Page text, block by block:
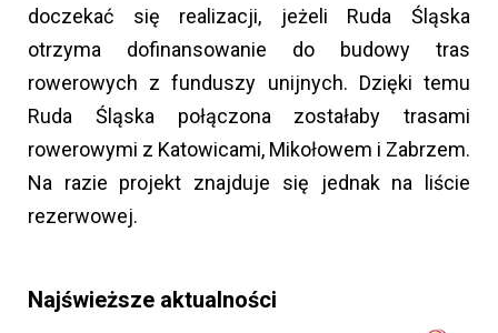
doczekać się realizacji, jeżeli Ruda Śląska
otrzyma dofinansowanie do budowy tras
rowerowych z funduszy unijnych. Dzięki temu
Ruda Śląska połączona zostałaby trasami
rowerowymi z Katowicami, Mikołowem i Zabrzem.
Na razie projekt znajduje się jednak na liście
rezerwowej.
Najświeższe aktualności